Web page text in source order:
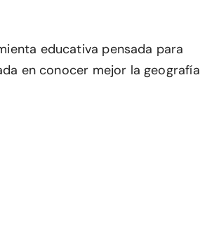
educativa pensada para
en conocer mejor la geografía